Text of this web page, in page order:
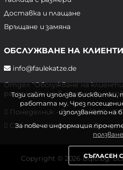
Доставка и плащане
Връщане и замяна
ОБСЛУЖВАНЕ НА КЛИЕНТИ
info@faulekatze.de
Отдел "Обслужване на
разположение в следните
Понеделник - Петък: 10:00 -
Събота и Неделя: почивен ден
Copyright © 2026 Bqlo.bg.
Този сайт използва
работата му. Чрез
използването на
За повече информация
ползване
СЪГЛАСЕН